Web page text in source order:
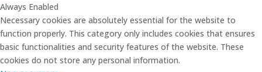
Always Enabled
Necessary cookies are absolutely essential for the website to
function properly. This category only includes cookies that ensures
basic functionalities and security features of the website. These
cookies do not store any personal information.